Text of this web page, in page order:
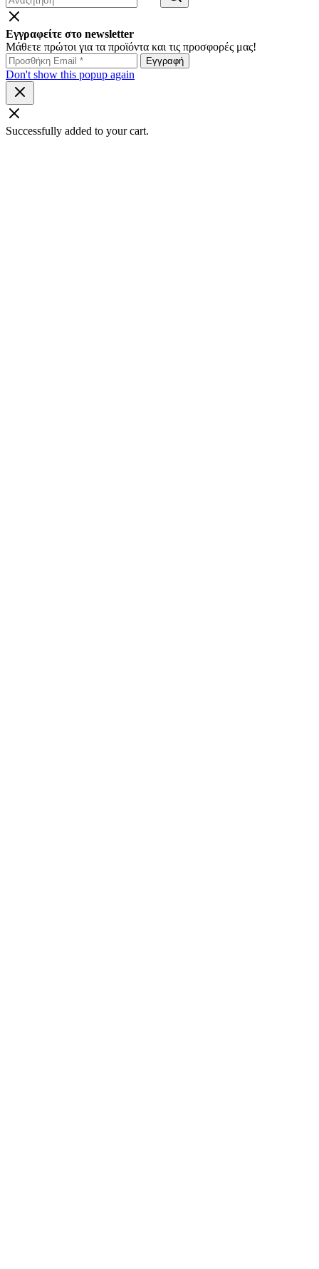
Εγγραφείτε στο newsletter
Μάθετε πρώτοι για τα προϊόντα και τις προσφορές μας!
Don't show this popup again
Successfully added to your cart.